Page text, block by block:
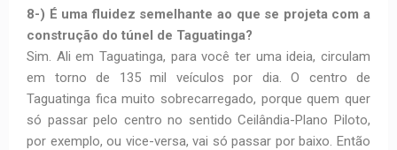
8-) É uma fluidez semelhante ao que se projeta com a
construção do túnel de Taguatinga?
Sim. Ali em Taguatinga, para você ter uma ideia, circulam
em torno de 135 mil veículos por dia. O centro de
Taguatinga fica muito sobrecarregado, porque quem quer
só passar pelo centro no sentido Ceilândia-Plano Piloto,
por exemplo, ou vice-versa, vai só passar por baixo. Então